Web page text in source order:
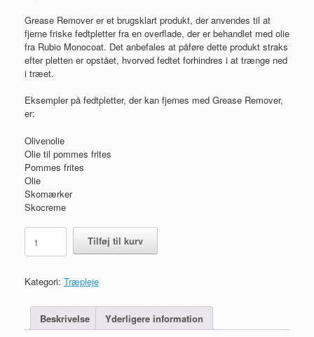
Grease Remover er et brugsklart produkt, der anvendes til at
fjerne friske fedtpletter fra en overflade, der er behandlet med olie
fra Rubio Monocoat. Det anbefales at påføre dette produkt straks
efter pletten er opstået, hvorved fedtet forhindres i at trænge ned
i træet.
Eksempler på fedtpletter, der kan fjernes med Grease Remover,
er:
Olivenolie
Olie til pommes frites
Pommes frites
Olie
Skomærker
Skocreme
Rubio
Monocoat
Grease
antal
Tilføj til kurv
Kategori: Træpleje
Beskrivelse Yderligere information